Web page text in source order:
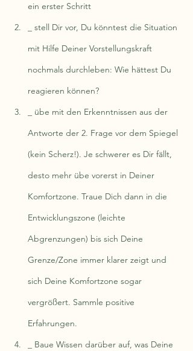
ein erster Schritt
_ stell Dir vor, Du könntest die Situation
mit Hilfe Deiner Vorstellungskraft
nochmals durchleben: Wie hättest Du
reagieren können?
_ übe mit den Erkenntnissen aus der
Antworte der 2. Frage vor dem Spiegel
(kein Scherz!). Je schwerer es Dir fällt,
desto mehr übe vorerst in Deiner
Komfortzone. Traue Dich dann in die
Entwicklungszone (leichte
Abgrenzungen) bis sich Deine
Grenze/Zone immer klarer zeigt und
sich Deine Komfortzone sogar
vergrößert. Sammle positive
Erfahrungen.
_ Baue Wissen darüber auf, was Deine